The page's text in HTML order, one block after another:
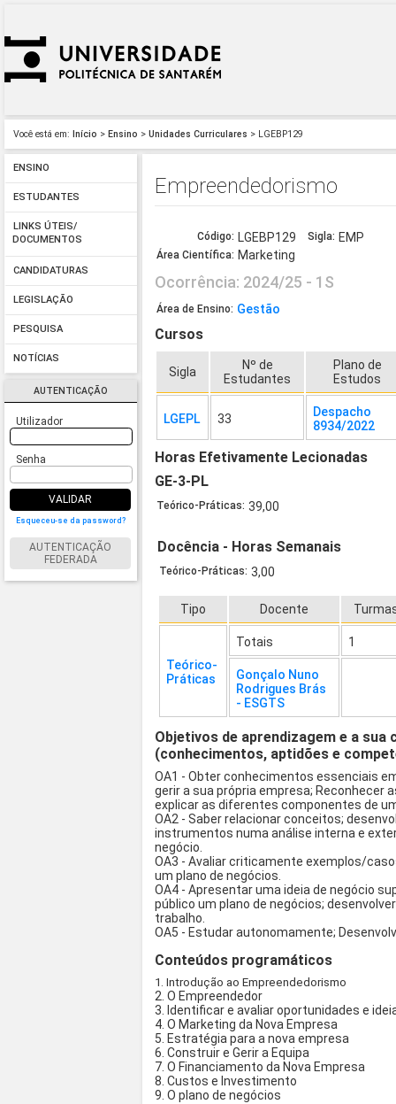
Você está em: Início > Ensino > Unidades Curriculares > LGEBP129
ENSINO
ESTUDANTES
LINKS ÚTEIS/
DOCUMENTOS
CANDIDATURAS
LEGISLAÇÃO
PESQUISA
NOTÍCIAS
AUTENTICAÇÃO
Utilizador
Senha
VALIDAR
Esqueceu-se da password?
AUTENTICAÇÃO
FEDERADA
Empreendedorismo
Código: LGEBP129 Sigla: EMP
Área Científica: Marketing
Ocorrência: 2024/25 - 1S
Área de Ensino: Gestão
Cursos
Sigla
Nº de
Estudantes
Plano de
Estudos
LGEPL 33
Despacho
8934/2022
Horas Efetivamente Lecionadas
GE-3-PL
Teórico-Práticas: 39,00
Docência - Horas Semanais
Teórico-Práticas: 3,00
Tipo Docente
Teórico-
Práticas
Totais 1
Gonçalo Nuno
Rodrigues Brás
- ESGTS
Objetivos de aprendizagem e a
(conhecimentos, aptidões e
OA1 - Obter conhecimentos essenciais
gerir a sua própria empresa; Reconhecer
explicar as diferentes componentes de
OA2 - Saber relacionar conceitos;
instrumentos numa análise interna e
negócio.
OA3 - Avaliar criticamente exemplos/
um plano de negócios.
OA4 - Apresentar uma ideia de negócio
público um plano de negócios;
trabalho.
OA5 - Estudar autonomamente;
Conteúdos programáticos
1. Introdução ao Empreendedorismo
2. O Empreendedor
3. Identificar e avaliar oportunidades e
4. O Marketing da Nova Empresa
5. Estratégia para a nova empresa
6. Construir e Gerir a Equipa
7. O Financiamento da Nova Empresa
8. Custos e Investimento
9. O plano de negócios